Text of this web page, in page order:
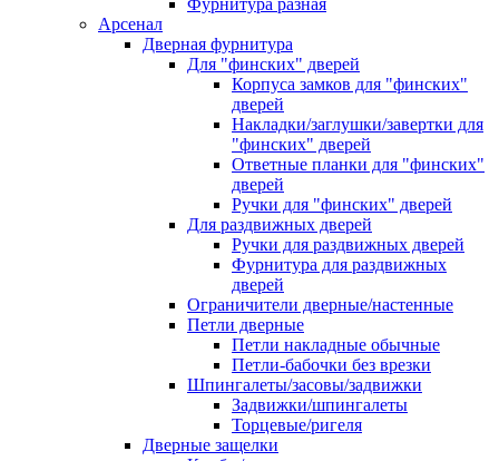
Фурнитура разная
Арсенал
Дверная фурнитура
Для "финских" дверей
Корпуса замков для "финских"
дверей
Накладки/заглушки/завертки для
"финских" дверей
Ответные планки для "финских"
дверей
Ручки для "финских" дверей
Для раздвижных дверей
Ручки для раздвижных дверей
Фурнитура для раздвижных
дверей
Ограничители дверные/настенные
Петли дверные
Петли накладные обычные
Петли-бабочки без врезки
Шпингалеты/засовы/задвижки
Задвижки/шпингалеты
Торцевые/ригеля
Дверные защелки